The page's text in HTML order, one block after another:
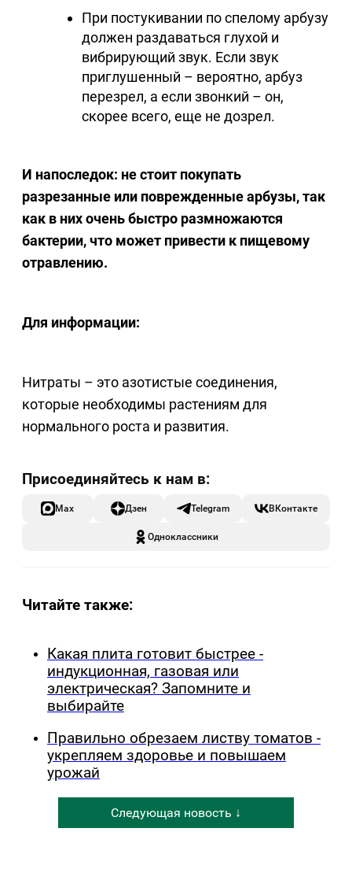
При постукивании по спелому арбузу
должен раздаваться глухой и
вибрирующий звук. Если звук
приглушенный – вероятно, арбуз
перезрел, а если звонкий – он,
скорее всего, еще не дозрел.
И напоследок: не стоит покупать
разрезанные или поврежденные арбузы, так
как в них очень быстро размножаются
бактерии, что может привести к пищевому
отравлению.
Для информации:
Нитраты – это азотистые соединения,
которые необходимы растениям для
нормального роста и развития.
Max Дзен Telegram ВКонтакте
Одноклассники
Читайте также:
Какая плита готовит быстрее -
индукционная, газовая или
электрическая? Запомните и
выбирайте
Правильно обрезаем листву томатов -
укрепляем здоровье и повышаем
урожай
Следующая новость ↓